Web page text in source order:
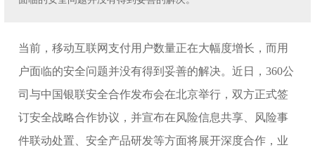
当前，移动互联网支付用户数量正在大幅度增长，而用
户面临的安全问题并没有得到妥善的解决。近日，360公
司与中国银联安全合作发布会在北京举行，双方正式签
订安全战略合作协议，并宣布在风险信息共享、风险事
件联动处置、安全产品研发等方面将展开深度合作，业